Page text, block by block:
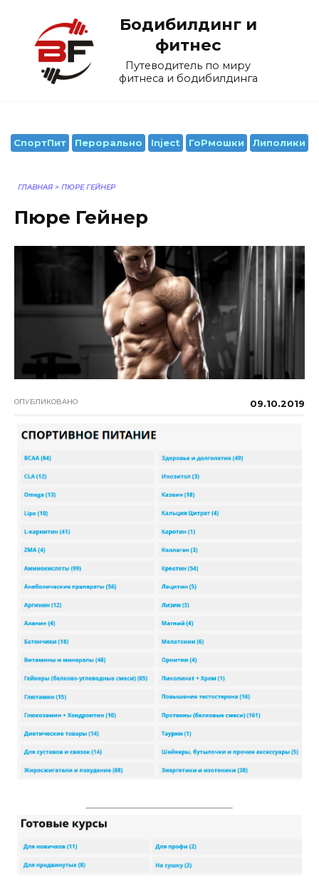
содержанию
Бодибилдинг и
фитнес
Путеводитель по миру
фитнеса и бодибилдинга
СпортПит Перорально Inject ГоРмошки Липолики
ГЛАВНАЯ > ПЮРЕ ГЕЙНЕР
Пюре Гейнер
ОПУБЛИКОВАНО 09.10.2019